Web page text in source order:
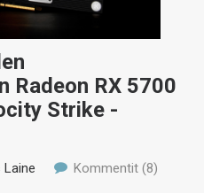
Radeon RX 5700
Strike -
Laine Kommentit (8)